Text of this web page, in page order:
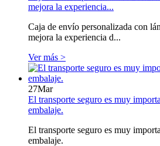
mejora la experiencia...
Caja de envío personalizada con
mejora la experiencia d...
Ver más >
27Mar
El transporte seguro es muy
embalaje.
El transporte seguro es muy
embalaje.